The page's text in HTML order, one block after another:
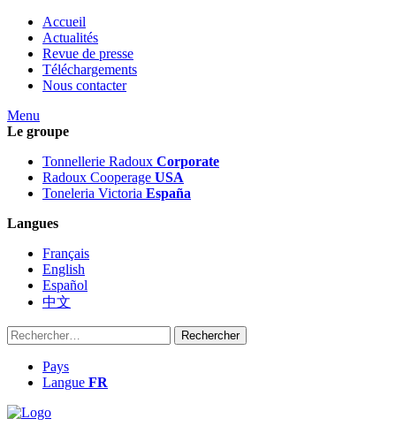
Accueil
Actualités
Revue de presse
Téléchargements
Nous contacter
Menu
Le groupe
Tonnellerie Radoux Corporate
Radoux Cooperage USA
Toneleria Victoria España
Langues
Français
English
Español
中文
Rechercher :
Pays
Langue FR